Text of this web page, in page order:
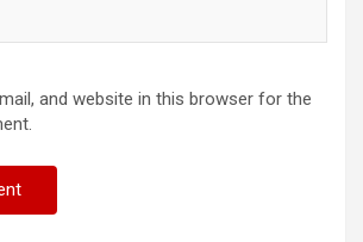
and website in this browser for the